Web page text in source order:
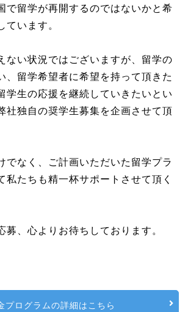
で留学が再開するのではないかと希
います。
ない状況ではございますが、留学の
、留学希望者に希望を持って頂きた
学生の応援を継続していきたいとい
社独自の奨学生募集を企画させて頂
でなく、ご計画いただいた留学プラ
私たちも精一杯サポートさせて頂く
募、心よりお待ちしております。
プログラムの詳細はこちら